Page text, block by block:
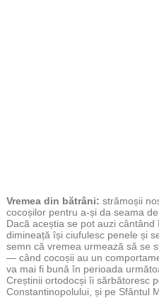
Vremea din bătrâni: strămoșii
cocoșilor pentru a-și da seama
Dacă aceștia se pot auzi
dimineață își ciufulesc penele și
semn că vremea urmează să se
— când cocoșii au un
va mai fi bună în perioada
Creștinii ortodocși îi sărbătoresc
Constantinopolului, și pe Sfântul